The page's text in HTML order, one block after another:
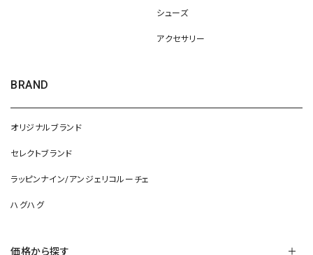
シューズ
アクセサリー
BRAND
オリジナルブランド
セレクトブランド
ラッピンナイン/アンジェリコルーチェ
ハグハグ
価格から探す